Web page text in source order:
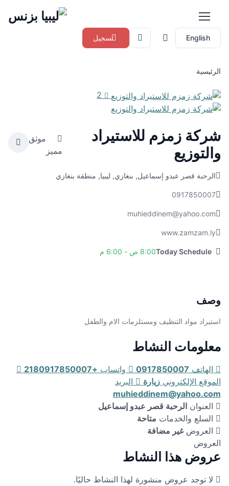
English تسجيل
الرئيسية
شركة زمزم للاستيراد
والتوزيع
مميز
موثق
الرحبة قصر عبدو إسماعيل, بنغازي, ليبيا, منطقة بنغازي
0917850007
muhieddinem@yahoo.com
www.zamzam.ly
Today Schedule8:00 ص - 6:00 م
وصف
استيراد مواد التنظيف ومستلزمات الام والطفل
معلومات النشاط
الهاتف 0917850007 واتساب +2180917850007
الموقع الإلكتروني زيارة
البريد
muhieddinem@yahoo.com
العنوان الرحبة قصر عبدو إسماعيل
السلع والخدمات متاحة
العروض غير مضافة
العروض
عروض هذا النشاط
لا توجد عروض منشورة لهذا النشاط حاليًا.